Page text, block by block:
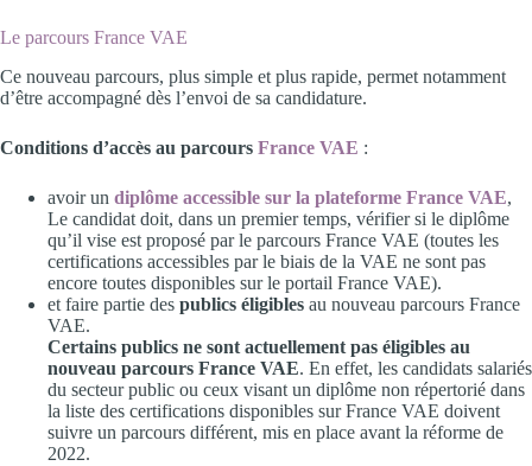
Le parcours France VAE
Ce nouveau parcours, plus simple et plus rapide, permet notamment
d’être accompagné dès l’envoi de sa candidature.
Conditions d’accès au parcours France VAE :
avoir un diplôme accessible sur la plateforme France VAE,
Le candidat doit, dans un premier temps, vérifier si le diplôme
qu’il vise est proposé par le parcours France VAE (toutes les
certifications accessibles par le biais de la VAE ne sont pas
encore toutes disponibles sur le portail France VAE).
et faire partie des publics éligibles au nouveau parcours France
VAE.
Certains publics ne sont actuellement pas éligibles au
nouveau parcours France VAE. En effet, les candidats salariés
du secteur public ou ceux visant un diplôme non répertorié dans
la liste des certifications disponibles sur France VAE doivent
suivre un parcours différent, mis en place avant la réforme de
2022.